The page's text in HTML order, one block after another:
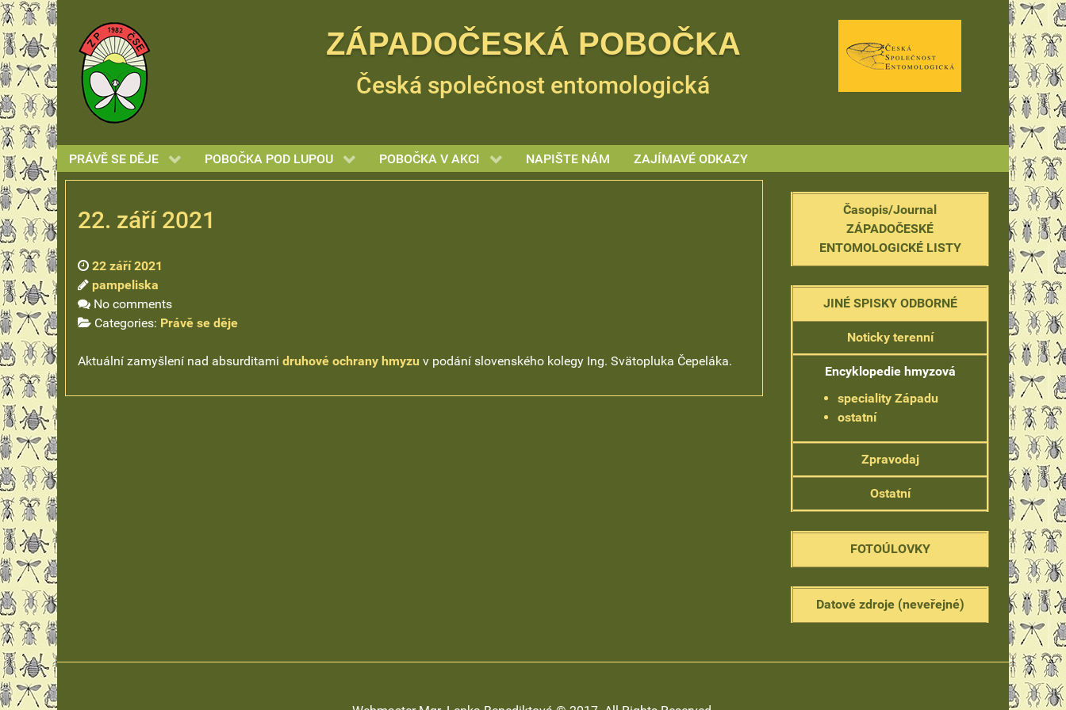
ZÁPADOČESKÁ POBOČKA
Česká společnost entomologická
PRÁVĚ SE DĚJE POBOČKA POD LUPOU POBOČKA V AKCI NAPIŠTE NÁM ZAJÍMAVÉ ODKAZY
22. září 2021
22 září 2021
pampeliska
No comments
Categories: Právě se děje
Aktuální zamyšlení nad absurditami druhové ochrany hmyzu v podání slovenského kolegy Ing. Svätopluka Čepeláka.
Časopis/Journal
ZÁPADOČESKÉ
ENTOMOLOGICKÉ LISTY
JINÉ SPISKY ODBORNÉ
Noticky terenní
Encyklopedie hmyzová
speciality Západu
ostatní
Zpravodaj
Ostatní
FOTOÚLOVKY
Datové zdroje (neveřejné)